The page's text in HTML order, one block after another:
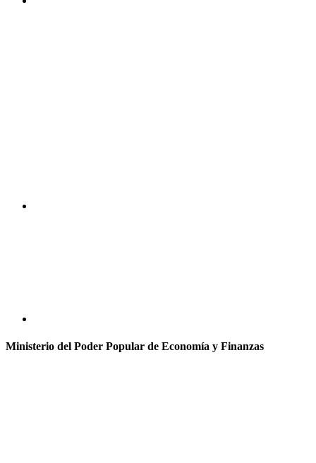
Ministerio del Poder Popular de Economía y Finanzas